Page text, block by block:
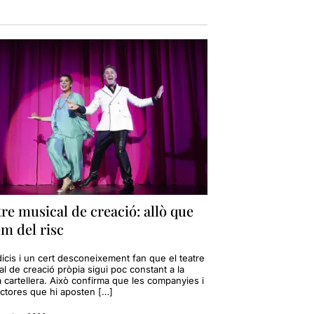
musical de creació: allò que
del risc
i un cert desconeixement fan que el teatre
de creació pròpia sigui poc constant a la
cartellera. Això confirma que les companyies i
que hi aposten […]